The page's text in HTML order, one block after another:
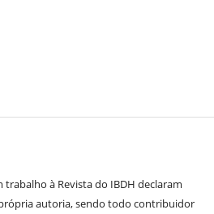
à Revista do IBDH declaram
autoria, sendo todo contribuidor